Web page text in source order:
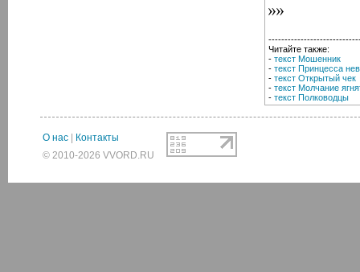
Читайте также:
- текст Мошенник
- текст Принцесса
- текст Открытый чек
- текст Молчание
- текст Полководцы
О нас
Контакты
© 2010-2026 VVORD.RU